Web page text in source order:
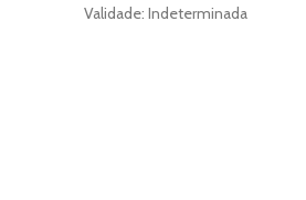
Validade: Indeterminada